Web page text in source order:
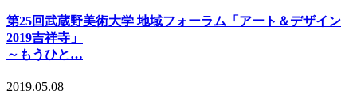
第25回武蔵野美術大学 地域フォーラム「アート＆デザイン
2019吉祥寺」
～もうひと…
2019.05.08